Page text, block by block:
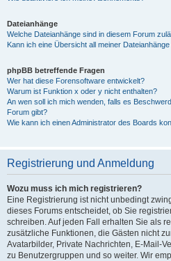
Dateianhänge
Welche Dateianhänge sind in diesem Forum
Kann ich eine Übersicht all meiner
phpBB betreffende Fragen
Wer hat diese Forensoftware entwickelt?
Warum ist Funktion x oder y nicht enthalten?
An wen soll ich mich wenden, falls es
Forum gibt?
Wie kann ich einen Administrator des Boards
Registrierung und Anmeldung
Wozu muss ich mich registrieren?
Eine Registrierung ist nicht unbedingt
dieses Forums entscheidet, ob Sie
schreiben. Auf jeden Fall erhalten Sie als
zusätzliche Funktionen, die Gästen nicht
Avatarbilder, Private Nachrichten, E-Mail-
zu Benutzergruppen und so weiter. Wir